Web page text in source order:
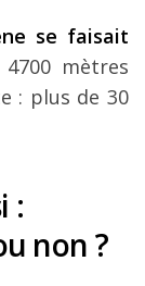
se faisait
mètres
: plus de 30
:
non ?